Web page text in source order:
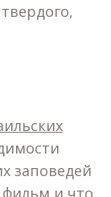
заповедей
фильм и что